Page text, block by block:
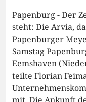
Papenburg - Der
steht: Die Arvia,
Papenburger
Samstag
Eemshaven
teilte Florian